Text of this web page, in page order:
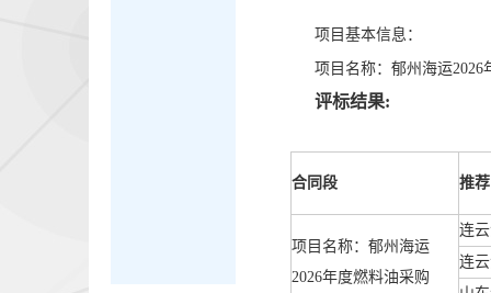
项目基本信息：
项目名称：郁州海运2026
评标结果:
合同段 推
项目名称：郁州海运
2026年度燃料油采购
连
连